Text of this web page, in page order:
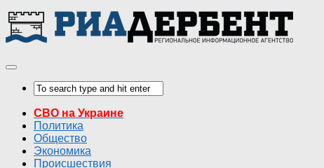
СВО на Украине
Политика
Общество
Экономика
Происшествия